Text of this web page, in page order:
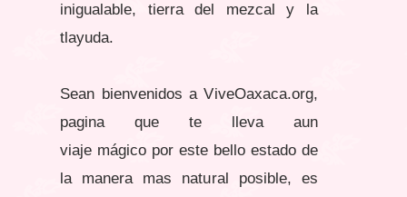
inigualable, tierra del mezcal y la
tlayuda.
Sean bienvenidos a ViveOaxaca.org,
pagina que te lleva aun
viaje mágico por este bello estado de
la manera mas natural posible, es